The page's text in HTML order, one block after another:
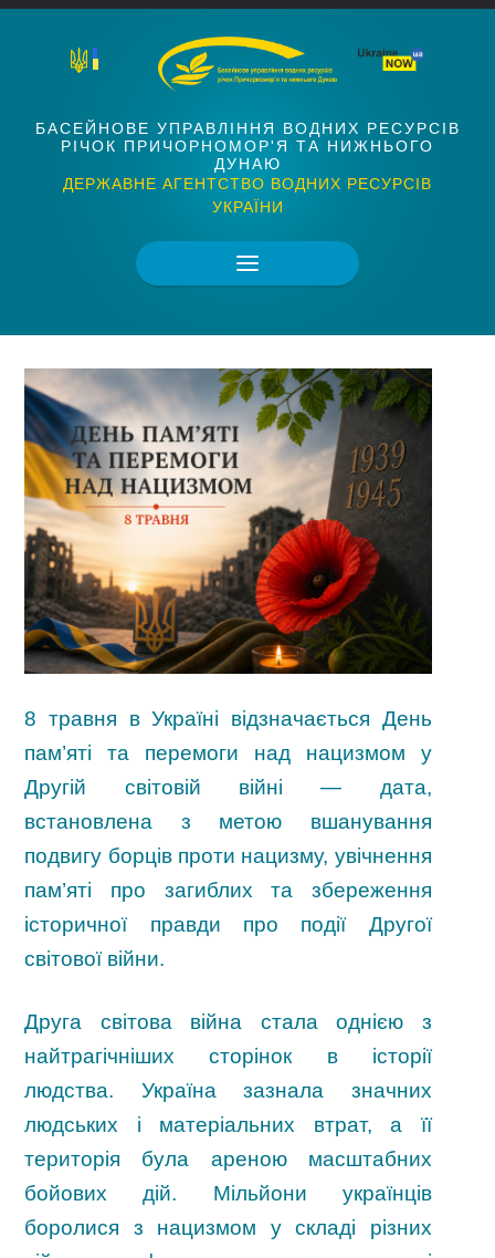
БАСЕЙНОВЕ УПРАВЛІННЯ ВОДНИХ РЕСУРСІВ
РІЧОК ПРИЧОРНОМОР'Я ТА НИЖНЬОГО
ДУНАЮ
ДЕРЖАВНЕ АГЕНТСТВО ВОДНИХ РЕСУРСІВ
УКРАЇНИ
8 травня в Україні відзначається День
пам’яті та перемоги над нацизмом у
Другій світовій війні — дата,
встановлена з метою вшанування
подвигу борців проти нацизму, увічнення
пам’яті про загиблих та збереження
історичної правди про події Другої
світової війни.
Друга світова війна стала однією з
найтрагічніших сторінок в історії
людства. Україна зазнала значних
людських і матеріальних втрат, а її
територія була ареною масштабних
бойових дій. Мільйони українців
боролися з нацизмом у складі різних